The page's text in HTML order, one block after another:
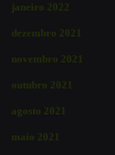
janeiro 2022
dezembro 2021
novembro 2021
outubro 2021
agosto 2021
maio 2021